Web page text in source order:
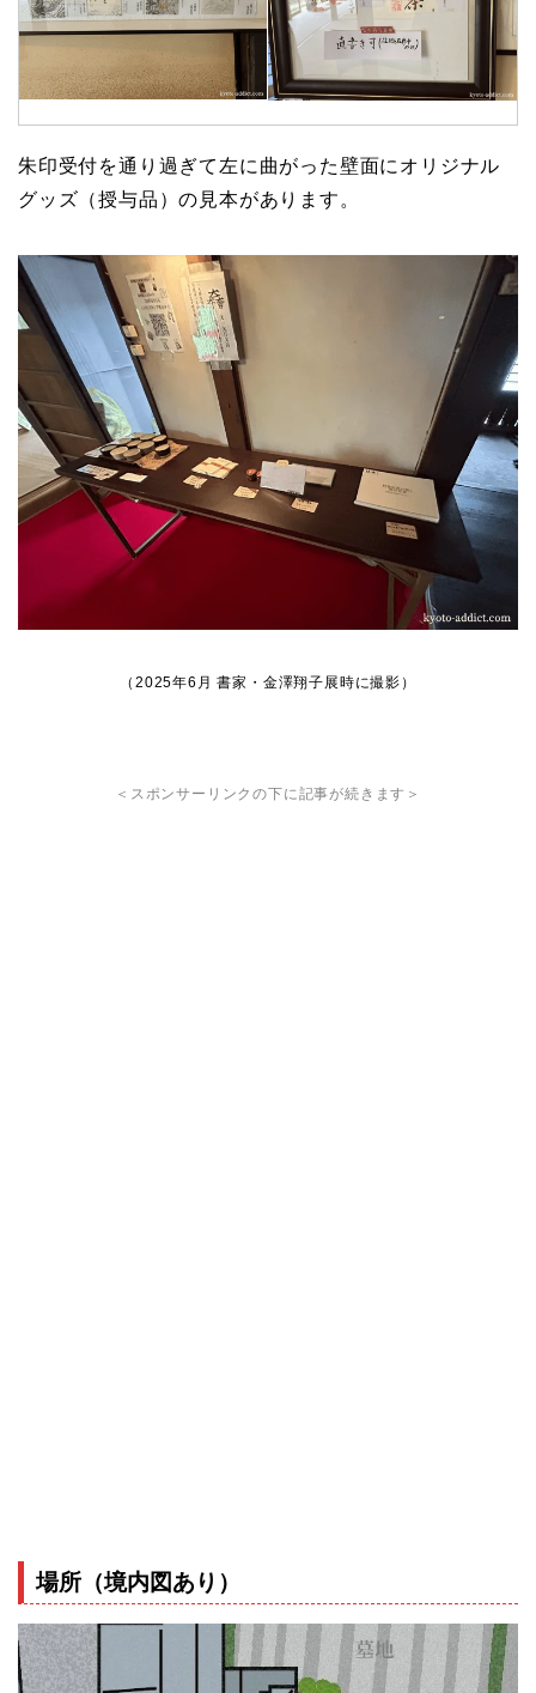
朱印受付を通り過ぎて左に曲がった壁面にオリジナル
グッズ（授与品）の見本があります。
（2025年6月 書家・金澤翔子展時に撮影）
＜スポンサーリンクの下に記事が続きます＞
場所（境内図あり）